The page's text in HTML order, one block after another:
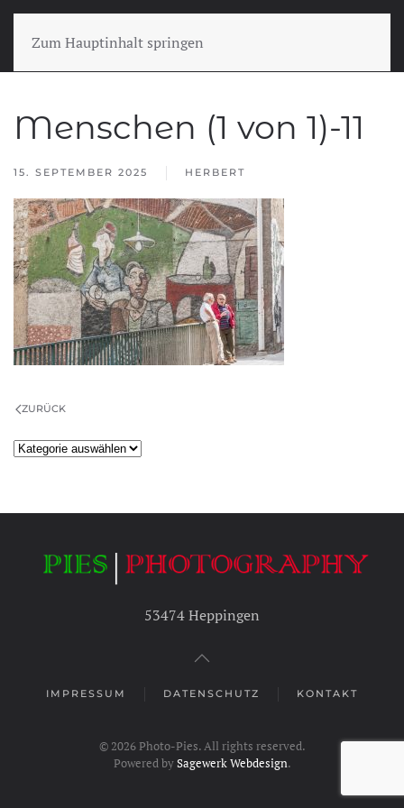
Zum Hauptinhalt springen
Menschen (1 von 1)-11
15. SEPTEMBER 2025 HERBERT
ZURÜCK
Kategorien
53474 Heppingen
IMPRESSUM DATENSCHUTZ KONTAKT
© 2026Photo-Pies. All rights reserved.
Powered bySagewerk Webdesign.